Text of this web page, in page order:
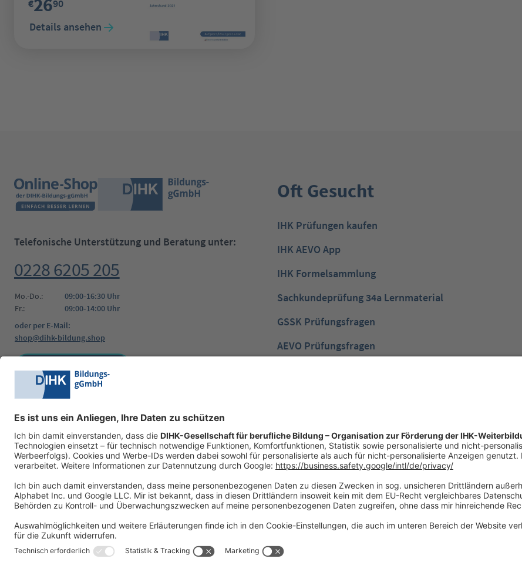
€
90
Details ansehen
Telefonische Unterstützung und Beratung unter:
0228 6205 205
Mo.-Do.:
09:00-16:30 Uhr
Fr.:
09:00-14:00 Uhr
oder per E-Mail:
shop@dihk-bildung.shop
Social Media
Oft Gesucht
IHK Prüfungen kaufen
IHK AEVO App
IHK Formelsammlung
Sachkundeprüfung 34a Lernmaterial
GSSK Prüfungsfragen
AEVO Prüfungsfragen
NTG Industriemeister